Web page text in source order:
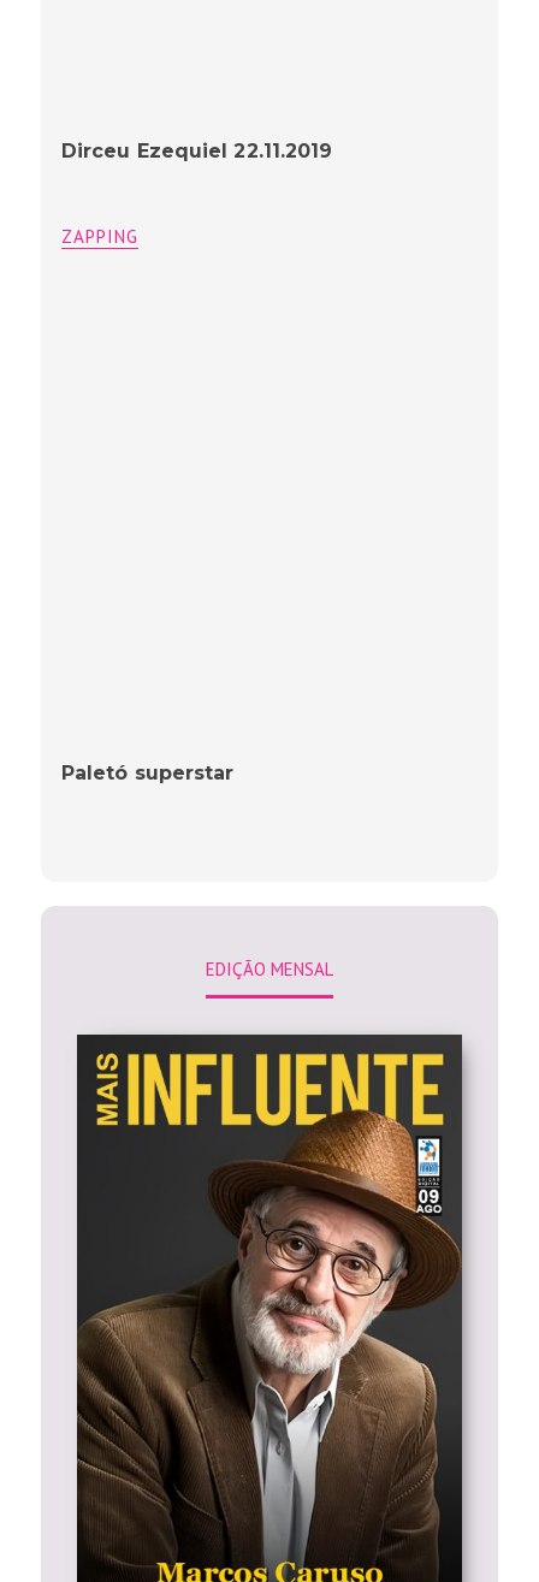
Dirceu Ezequiel 22.11.2019
ZAPPING
Paletó superstar
EDIÇÃO MENSAL